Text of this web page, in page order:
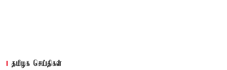
தமிழக செய்திகள்